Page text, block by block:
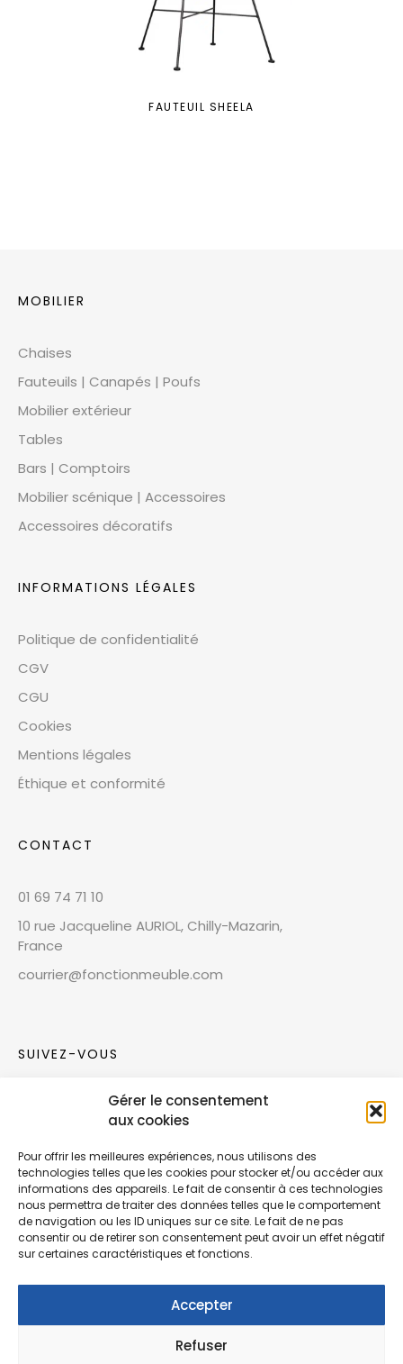
Gérer le consentement
aux cookies
Pour offrir les meilleures expériences, nous utilisons des
technologies telles que les cookies pour stocker et/ou accéder aux
informations des appareils. Le fait de consentir à ces technologies
nous permettra de traiter des données telles que le comportement
de navigation ou les ID uniques sur ce site. Le fait de ne pas
consentir ou de retirer son consentement peut avoir un effet négatif
sur certaines caractéristiques et fonctions.
Accepter
Refuser
FAUTEUIL SHEELA
MOBILIER
Chaises
Fauteuils | Canapés | Poufs
Mobilier extérieur
Tables
Bars | Comptoirs
Mobilier scénique | Accessoires
Accessoires décoratifs
INFORMATIONS LÉGALES
Politique de confidentialité
CGV
CGU
Cookies
Mentions légales
Éthique et conformité
CONTACT
01 69 74 71 10
10 rue Jacqueline AURIOL, Chilly-Mazarin,
France
courrier@fonctionmeuble.com
SUIVEZ-VOUS
Rejoignez notre communauté sur les réseaux
Nouvelles collections, vie de l’équipe ou
inspirations : soyez informés de nos dernières
actualités.
© Copyright Fonction Meuble